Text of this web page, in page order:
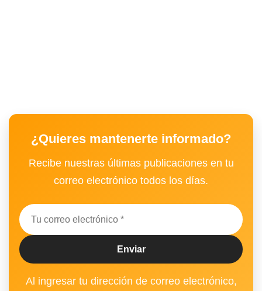
¿Quieres mantenerte informado?
Recibe nuestras últimas publicaciones en tu
correo electrónico todos los días.
Al ingresar tu dirección de correo electrónico,